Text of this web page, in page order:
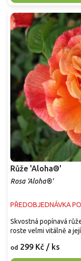
Růže 'Aloha®'
Rosa 'Aloha®'
PŘEDOBJEDNÁVKA
od 299 Kč / ks
Skvostná popínavá
roste velmi vitálně a